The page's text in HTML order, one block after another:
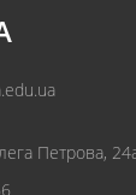
Петрова,